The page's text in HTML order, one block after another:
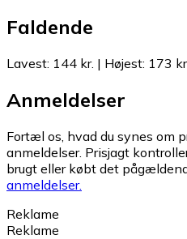
Faldende
Lavest: 144 kr. | Højest: 173 kr.
Anmeldelser
Fortæl os, hvad du synes om
anmeldelser. Prisjagt
brugt eller købt det
anmeldelser.
Reklame
Reklame